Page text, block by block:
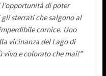
di poter
sterrati che salgono al
cornice. Uno
vicinanza del Lago di
vivo e colorato che mai!”